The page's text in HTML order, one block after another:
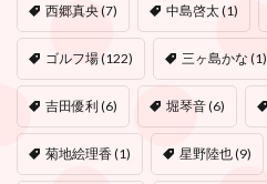
西郷真央(7) 中島啓太(1)
ゴルフ場(122) 三ヶ島かな (1)
吉田優利(6) 堀琴音(6)
菊地絵理香(1) 星野陸也(9)